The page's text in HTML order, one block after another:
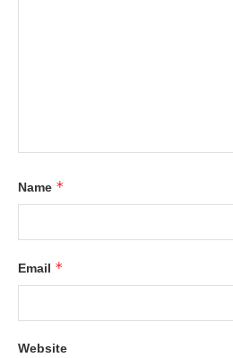
Name *
Email *
Website